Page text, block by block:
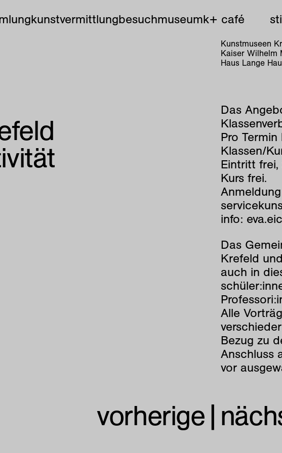
kunstvermittlungbesuchmuseumk+ café
Kunstmuseen
Kaiser Wilhelm
Haus Lange
Das
Pro
Klassen/
Eintritt
Kurs frei.
info:
Das
Krefeld
auch in
Alle
Bezug zu
Anschluss
vor
vorherige|